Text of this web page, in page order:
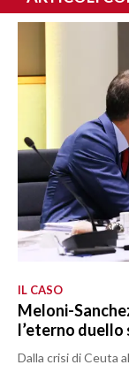
IL CASO
Meloni-
l’eterno
Dalla crisi di Ceuta